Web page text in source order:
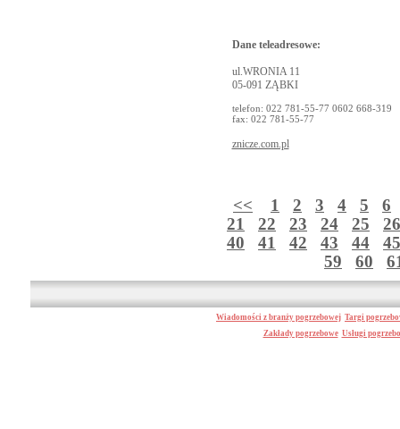
Dane teleadresowe:
ul.WRONIA 11
05-091 ZĄBKI
telefon: 022 781-55-77 0602 668-319
fax: 022 781-55-77
znicze.com.pl
<< 1 2 3 4 5
6
21
22 23 24 25
26
40
41 42 43 44
45
59
60
Wiadomości z branży pogrzebowej Targi
Zakłady pogrzebowe Usługi